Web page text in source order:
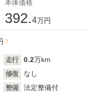
本体価格
392.4万円
走行 0.2万km
修復
なし
整備
法定整備付